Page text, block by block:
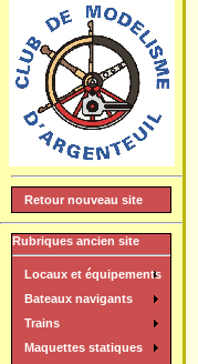
]
Retour nouveau site
Rubriques ancien site
Locaux et équipements
Bateaux navigants
Trains
Maquettes statiques